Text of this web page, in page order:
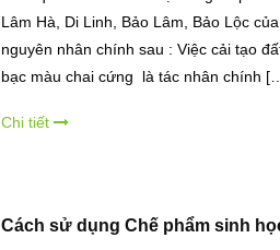
Lâm Hà, Di Linh, Bảo Lâm, Bảo Lộc
nguyên nhân chính sau : Việc cải tạo
bạc màu chai cứng là tác nhân chính
Chi tiết
Cách sử dụng Chế phẩm sinh